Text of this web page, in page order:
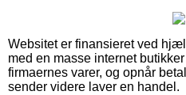
Websitet er finansieret ved
med en masse internet
firmaernes varer, og opnår
sender videre laver en handel.